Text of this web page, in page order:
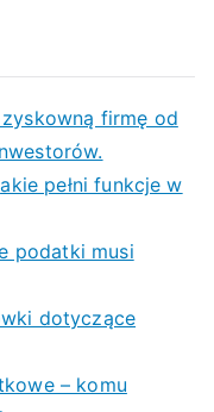
firmę od
pełni funkcje w
podatki musi
dotyczące
– komu